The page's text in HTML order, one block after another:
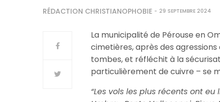
RÉDACTION CHRISTIANOPHOBIE 29 SEPTEMBRE 2024
La municipalité de Pérouse en
cimetières, après des
tombes, et réfléchit à la
particulièrement de cuivre – se
“Les vols les plus récents ont